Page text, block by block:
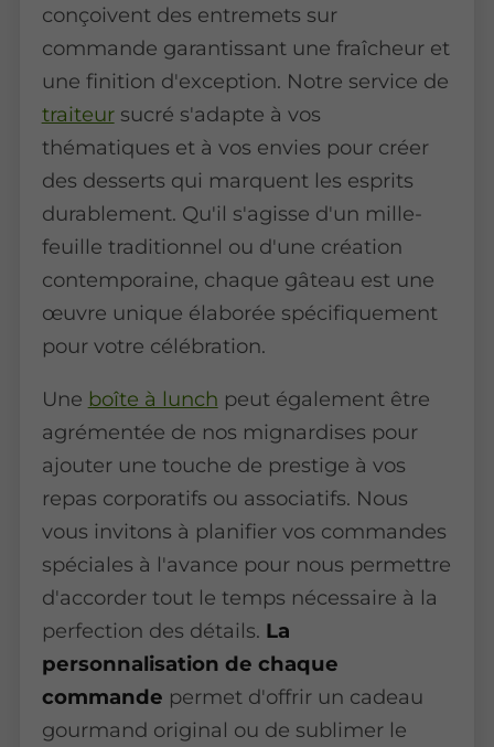
conçoivent des entremets sur
commande garantissant une fraîcheur et
une finition d'exception. Notre service de
traiteursucré s'adapte à vos
thématiques et à vos envies pour créer
des desserts qui marquent les esprits
durablement. Qu'il s'agisse d'un mille-
feuille traditionnel ou d'une création
contemporaine, chaque gâteau est une
œuvre unique élaborée spécifiquement
pour votre célébration.
Une boîte à lunch peut également être
agrémentée de nos mignardises pour
ajouter une touche de prestige à vos
repas corporatifs ou associatifs. Nous
vous invitons à planifier vos commandes
spéciales à l'avance pour nous permettre
d'accorder tout le temps nécessaire à la
perfection des détails. La
personnalisation de chaque
commande permet d'offrir un cadeau
gourmand original ou de sublimer le